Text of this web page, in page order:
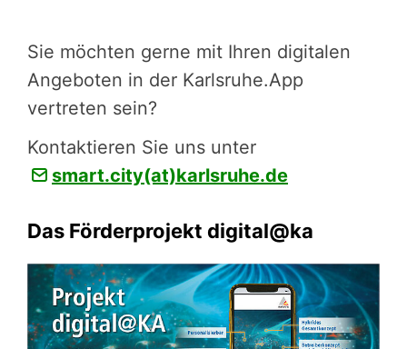
Sie möchten gerne mit Ihren digitalen
Angeboten in der Karls­ruhe.App
vertreten sein?
Kontaktieren Sie uns unter
smart.city(at)karlsruhe.de
Das Förderprojekt digital@ka